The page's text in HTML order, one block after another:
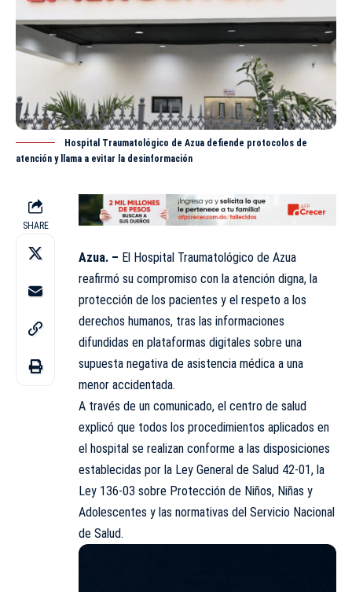
Hospital Traumatológico de Azua defiende protocolos de
atención y llama a evitar la desinformación
SHARE
Azua. – El Hospital Traumatológico de Azua
reafirmó su compromiso con la atención digna, la
protección de los pacientes y el respeto a los
derechos humanos, tras las informaciones
difundidas en plataformas digitales sobre una
supuesta negativa de asistencia médica a una
menor accidentada.
A través de un comunicado, el centro de salud
explicó que todos los procedimientos aplicados en
el hospital se realizan conforme a las disposiciones
establecidas por la Ley General de Salud 42-01, la
Ley 136-03 sobre Protección de Niños, Niñas y
Adolescentes y las normativas del Servicio Nacional
de Salud.